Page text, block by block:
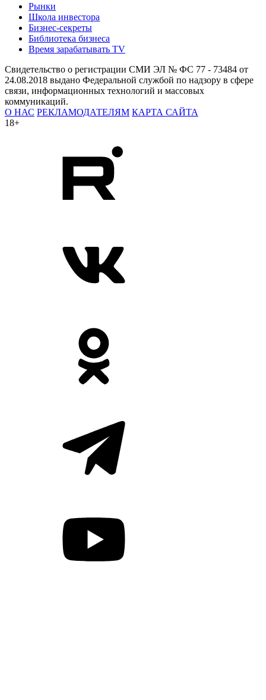
Рынки
Школа инвестора
Бизнес-секреты
Библиотека бизнеса
Время зарабатывать TV
Свидетельство о регистрации СМИ ЭЛ № ФС 77 - 73484 от
24.08.2018 выдано Федеральной службой по надзору в сфере
связи, информационных технологий и массовых
коммуникаций.
О НАС РЕКЛАМОДАТЕЛЯМ КАРТА САЙТА
18+